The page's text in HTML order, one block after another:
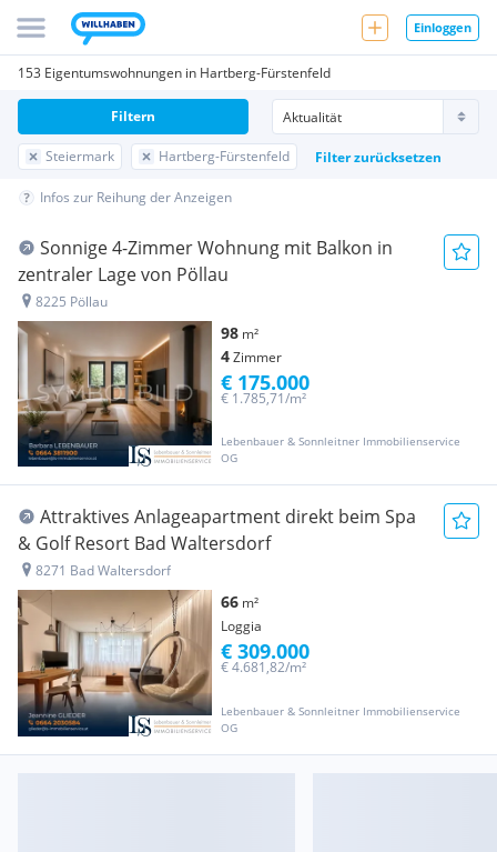
Einloggen
153 Eigentumswohnungen in Hartberg-Fürstenfeld
Steiermark Hartberg-Fürstenfeld Filter zurücksetzen
Filtern
Infos zur Reihung der Anzeigen
Sonnige 4-Zimmer Wohnung mit Balkon in
zentraler Lage von Pöllau
8225 Pöllau
98 m²
4Zimmer
Lebenbauer & Sonnleitner Immobilienservice
OG
€ 1.785,71/m²
€ 175.000
Attraktives Anlageapartment direkt beim Spa
& Golf Resort Bad Waltersdorf
8271 Bad Waltersdorf
66 m²
Loggia
Lebenbauer & Sonnleitner Immobilienservice
OG
€ 4.681,82/m²
€ 309.000